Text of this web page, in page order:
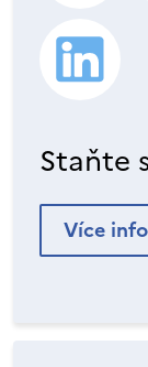
Staňte
Více